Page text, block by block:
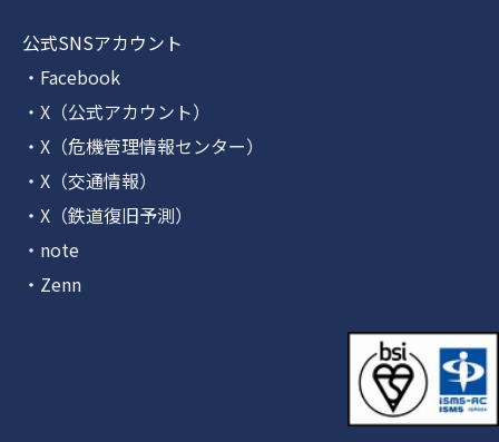
公式SNSアカウント
・Facebook
・X（公式アカウント）
・X（危機管理情報センター）
・X（交通情報）
・X（鉄道復旧予測）
・note
・Zenn